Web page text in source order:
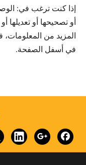
إذا كنت ترغب في:
أو تصحيحها أو تعديلها
المزيد من المعلومات،
في أسفل الصفحة.